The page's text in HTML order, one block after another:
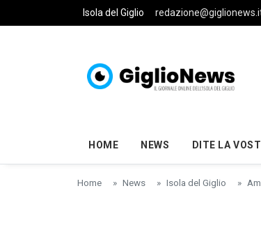
Skip to main content
Isola del Giglio
HOME NEWS DITE LA
Home News Isola del Giglio